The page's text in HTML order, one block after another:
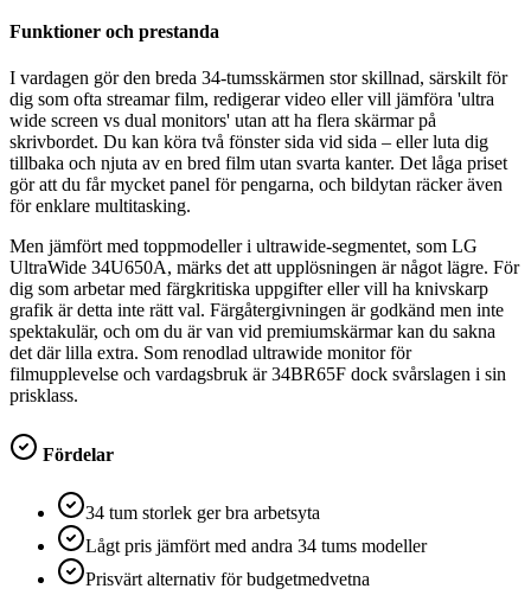
Funktioner och prestanda
I vardagen gör den breda 34-tumsskärmen stor skillnad, särskilt för
dig som ofta streamar film, redigerar video eller vill jämföra 'ultra
wide screen vs dual monitors' utan att ha flera skärmar på
skrivbordet. Du kan köra två fönster sida vid sida – eller luta dig
tillbaka och njuta av en bred film utan svarta kanter. Det låga priset
gör att du får mycket panel för pengarna, och bildytan räcker även
för enklare multitasking.
Men jämfört med toppmodeller i ultrawide-segmentet, som LG
UltraWide 34U650A, märks det att upplösningen är något lägre. För
dig som arbetar med färgkritiska uppgifter eller vill ha knivskarp
grafik är detta inte rätt val. Färgåtergivningen är godkänd men inte
spektakulär, och om du är van vid premiumskärmar kan du sakna
det där lilla extra. Som renodlad ultrawide monitor för
filmupplevelse och vardagsbruk är 34BR65F dock svårslagen i sin
prisklass.
Fördelar
34 tum storlek ger bra arbetsyta
Lågt pris jämfört med andra 34 tums modeller
Prisvärt alternativ för budgetmedvetna